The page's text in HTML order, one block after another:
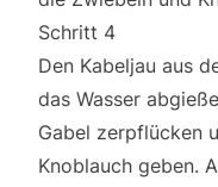
Schritt 4
Den Kabeljau aus
das Wasser
Gabel zerpflücken
Knoblauch geben.